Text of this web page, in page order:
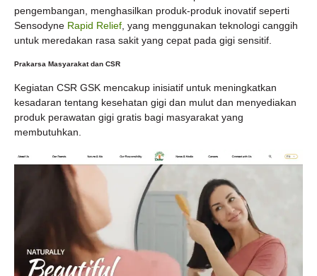
pengembangan, menghasilkan produk-produk inovatif seperti
Sensodyne Rapid Relief, yang menggunakan teknologi canggih
untuk meredakan rasa sakit yang cepat pada gigi sensitif.
Prakarsa Masyarakat dan CSR
Kegiatan CSR GSK mencakup inisiatif untuk meningkatkan
kesadaran tentang kesehatan gigi dan mulut dan menyediakan
produk perawatan gigi gratis bagi masyarakat yang
membutuhkan.